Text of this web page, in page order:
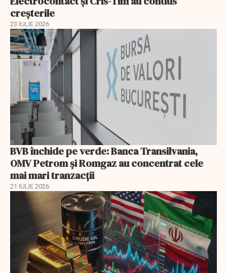
creșterile
23 IULIE 2026
BVB închide pe verde: Banca Transilvania,
OMV Petrom și Romgaz au concentrat cele
mai mari tranzacții
21 IULIE 2026